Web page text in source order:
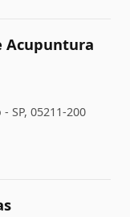
Acupuntura
SP, 05211-200